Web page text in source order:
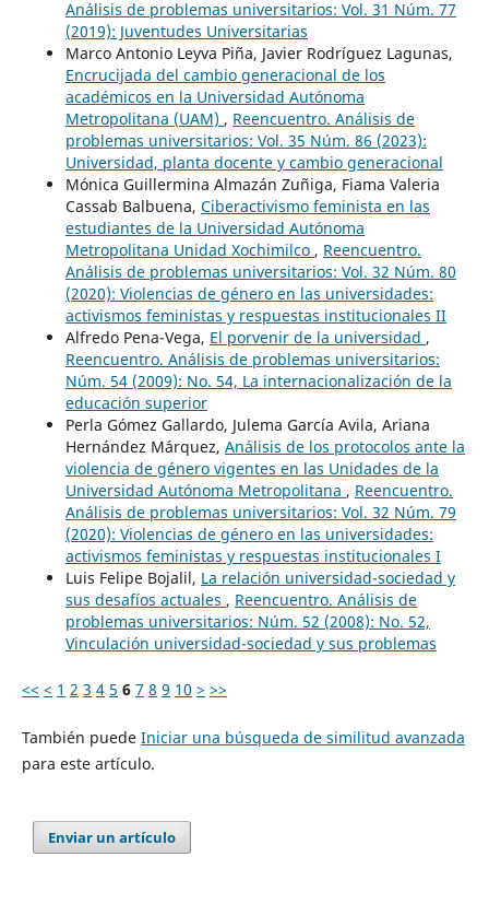
Análisis de problemas universitarios: Vol. 31 Núm. 77
(2019): Juventudes Universitarias
Marco Antonio Leyva Piña, Javier Rodríguez Lagunas,
Encrucijada del cambio generacional de los
académicos en la Universidad Autónoma
Metropolitana (UAM) , Reencuentro. Análisis de
problemas universitarios: Vol. 35 Núm. 86 (2023):
Universidad, planta docente y cambio generacional
Mónica Guillermina Almazán Zuñiga, Fiama Valeria
Cassab Balbuena, Ciberactivismo feminista en las
estudiantes de la Universidad Autónoma
Metropolitana Unidad Xochimilco , Reencuentro.
Análisis de problemas universitarios: Vol. 32 Núm. 80
(2020): Violencias de género en las universidades:
activismos feministas y respuestas institucionales II
Alfredo Pena-Vega, El porvenir de la universidad ,
Reencuentro. Análisis de problemas universitarios:
Núm. 54 (2009): No. 54, La internacionalización de la
educación superior
Perla Gómez Gallardo, Julema García Avila, Ariana
Hernández Márquez, Análisis de los protocolos ante la
violencia de género vigentes en las Unidades de la
Universidad Autónoma Metropolitana , Reencuentro.
Análisis de problemas universitarios: Vol. 32 Núm. 79
(2020): Violencias de género en las universidades:
activismos feministas y respuestas institucionales I
Luis Felipe Bojalil, La relación universidad-sociedad y
sus desafíos actuales , Reencuentro. Análisis de
problemas universitarios: Núm. 52 (2008): No. 52,
Vinculación universidad-sociedad y sus problemas
<< < 1 2 3 4 5 6 7 8 9 10 > >>
También puede Iniciar una búsqueda de similitud avanzada
para este artículo.
Enviar un artículo